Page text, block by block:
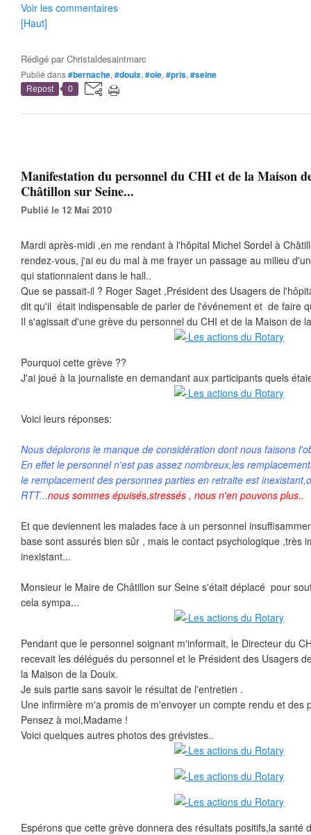
Voir les commentaires
[Haut]
Rédigé parChristaldesaintmarc
Publié dans#bernache, #douix, #oie, #pris, #seine
Repost 0
Manifestation du personnel du CHI et de la Maison
Châtillon sur Seine...
Publié le 12 Mai 2010
Mardi après-midi ,en me rendant à l'hôpital Michel Sordel à
rendez-vous, j'ai eu du mal à me frayer un passage au milieu
qui stationnaient dans le hall..
Que se passait-il ? Roger Saget ,Président des Usagers de
dit qu'il était indispensable de parler de l'événement et de faire
Il s'agissait d'une grève du personnel du CHI et de la Maison de
Pourquoi cette grève ??
J'ai joué à la journaliste en demandant aux participants quels
Voici leurs réponses:
Nous déplorons le manque de considération dont nous faisons
En effet le personnel n'est pas assez nombreux,les
le remplacement des personnes parties en retraite est
RTT...nous sommes épuisés,stressés , nous n'en pouvons plus..
Et que deviennent les malades face à un personnel
base sont assurés bien sûr , mais le contact psychologique ,très
inexistant...
Monsieur le Maire de Châtillon sur Seine s'était déplacé pour
cela sympa...
Pendant que le personnel soignant m'informait, le Directeur du
recevait les délégués du personnel et le Président des Usagers
la Maison de la Douix.
Je suis partie sans savoir le résultat de l'entretien .
Une infirmière m'a promis de m'envoyer un compte rendu et des
Pensez à moi,Madame !
Voici quelques autres photos des grévistes..
Espérons que cette grève donnera des résultats positifs,la santé